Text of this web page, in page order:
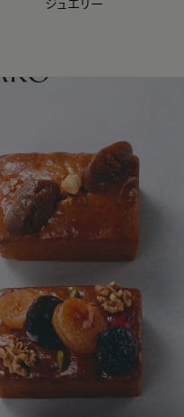
Membership Program連携はこちら
ジュエリー